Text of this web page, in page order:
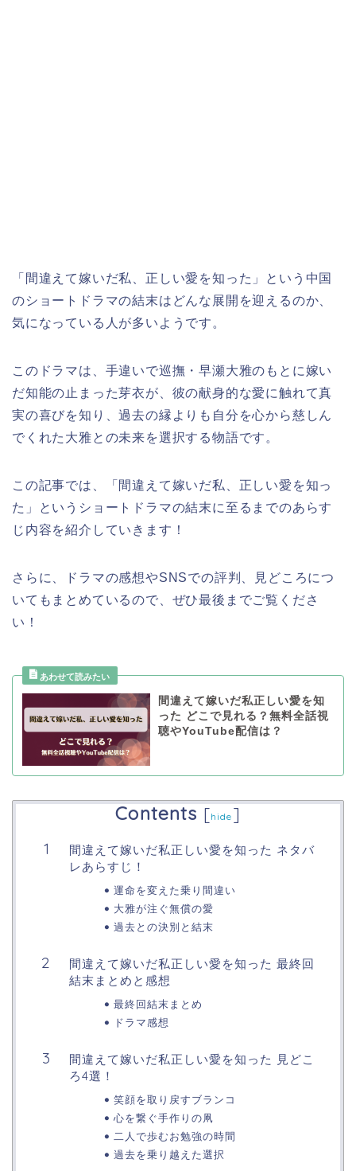
「間違えて嫁いだ私、正しい愛を知った」
という中国
のショートドラマの結末はどんな展開を迎えるのか、
気になっている人が多いようです。
このドラマは、手違いで巡撫・早瀬大雅のもとに嫁い
だ知能の止まった芽衣が、彼の献身的な愛に触れて真
実の喜びを知り、過去の縁よりも自分を心から慈しん
でくれた大雅との未来を選択する物語です。
この記事では、
「間違えて嫁いだ私、正しい愛を知っ
た」
と いうショートドラマの結末に至るまでのあらす
じ内容を紹介していきます！
さらに、ドラマの感想やSNSでの評判、見どころにつ
いてもまとめているので、ぜひ最後までご覧くださ
い！
間違えて嫁いだ私正しい愛を知
った どこで見れる？無料全話視
聴やYouTube配信は？
Contents [hide ]
間違えて嫁いだ私正しい愛を知った ネタバ
レあらすじ！
運命を変えた乗り間違い
大雅が注ぐ無償の愛
過去との決別と結末
間違えて嫁いだ私正しい愛を知った 最終回
結末まとめと感想
最終回結末まとめ
ドラマ感想
間違えて嫁いだ私正しい愛を知った 見どこ
ろ4選！
笑顔を取り戻すブランコ
心を繋ぐ手作りの凧
二人で歩むお勉強の時間
過去を乗り越えた選択